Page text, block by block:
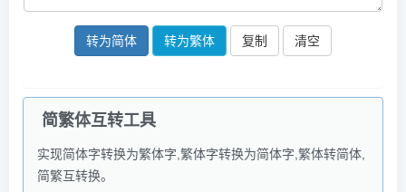
转为简体 转为繁体 复制
简繁体互转工具
实现简体字转换为繁体字,繁体字转换为简体字,繁体转简体,
简繁互转换。